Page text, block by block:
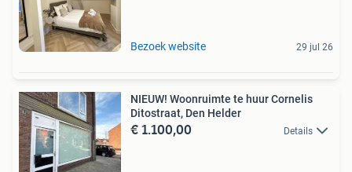
Bezoek website 29 jul 26
NIEUW! Woonruimte te huur Cornelis
Ditostraat, Den Helder
€ 1.100,00 Details